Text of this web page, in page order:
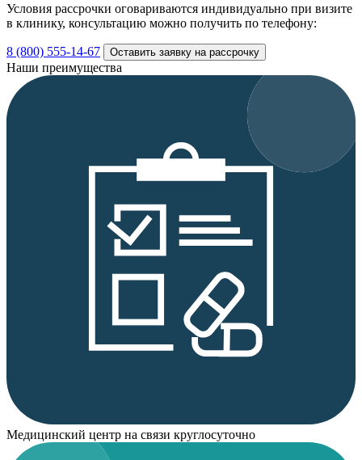
Условия рассрочки оговариваются индивидуально при визите
в клинику, консультацию можно получить по телефону:
8 (800) 555-14-67 Оставить заявку на рассрочку
Наши преимущества
Медицинский центр на связи круглосуточно